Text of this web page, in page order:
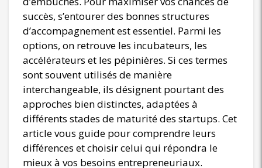
succès, s’entourer des bonnes structures
d’accompagnement est essentiel. Parmi les
options, on retrouve les incubateurs, les
accélérateurs et les pépinières. Si ces termes
sont souvent utilisés de manière
interchangeable, ils désignent pourtant des
approches bien distinctes, adaptées à
différents stades de maturité des startups. Cet
article vous guide pour comprendre leurs
différences et choisir celui qui répondra le
mieux à vos besoins entrepreneuriaux.